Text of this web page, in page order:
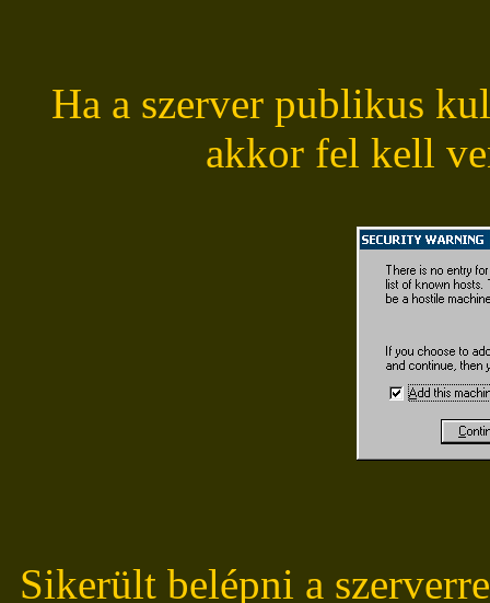
Ha a szerver publikus
akkor fel kell
Sikerült belépni a